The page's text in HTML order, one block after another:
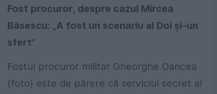
Fost procuror, despre cazul Mircea
Băsescu: „A fost un scenariu al Doi și-un
sfert”
Fostul procuror militar Gheorghe Oancea
(foto) este de părere că serviciul secret al